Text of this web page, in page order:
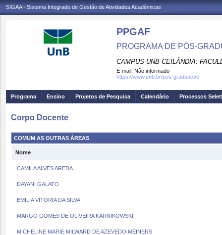
SIGAA - Sistema Integrado de Gestão de Atividades Acadêmicas
PPGAF
PROGRAMA DE PÓS-
CAMPUS UNB CEILÂNDIA:
E-mail: Não informado
https://www.unb.br/pos-graduacao
Programa Ensino Projetos de Pesquisa Calendário Processos
Corpo Docente
COMUM AS OUTRAS ÁREAS
Nome
CAMILA ALVES AREDA
DAYANI GALATO
EMILIA VITORIA DA SILVA
MARGO GOMES DE OLIVEIRA KARNIKOWSKI
MICHELINE MARIE MILWARD DE AZEVEDO MEINERS